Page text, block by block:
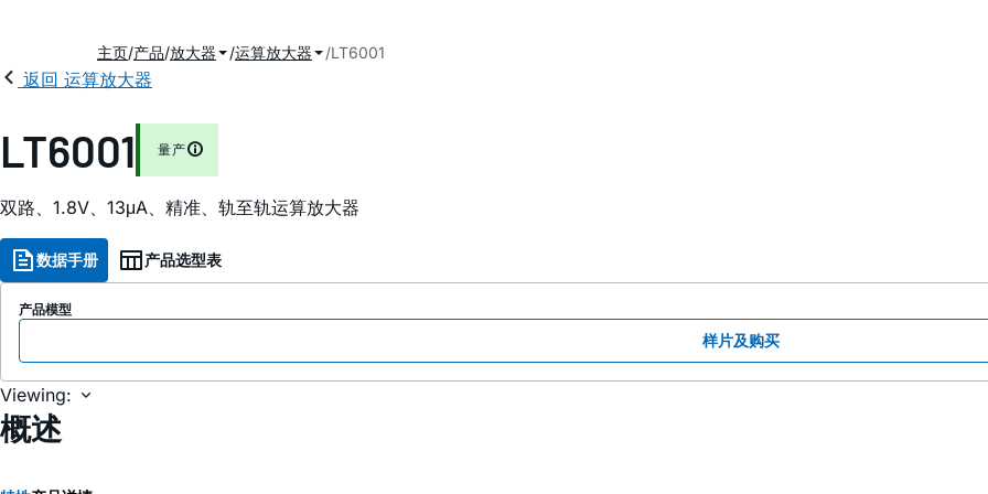
主页 产品 放大器 运算放大器 LT6001
返回 运算放大器
LT6001 量产
双路、1.8V、13μA、精准、轨至轨运算放大器
数据手册 产品选型表
产品模型
样片及购买
Viewing:
概述